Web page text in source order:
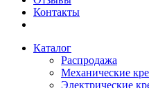
Контакты
Каталог
Распродажа
Механические
Электрические